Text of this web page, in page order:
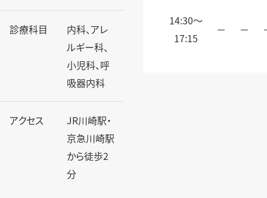
診療科目
内科、アレ
ルギー科、
小児科、呼
吸器内科
アクセス
JR川崎駅・
京急川崎駅
から徒歩2
分
14:30〜
17:15
－ －